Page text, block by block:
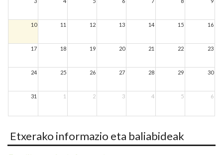
10 11 12 13 14 15 16
17 18 19 20 21 22 23
24 25 26 27 28 29 30
31 1 2 3 4 5 6
Etxerako informazio eta baliabideak